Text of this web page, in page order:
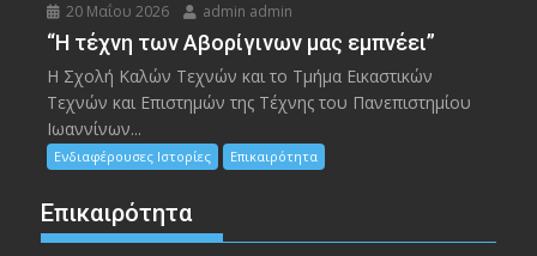
20 Μαΐου 2026 admin admin
“Η τέχνη των Αβορίγινων μας εμπνέει”
Η Σχολή Καλών Τεχνών και το Τμήμα Εικαστικών
Τεχνών και Επιστημών της Τέχνης του Πανεπιστημίου
Ιωαννίνων...
Ενδιαφέρουσες Ιστορίες Επικαιρότητα
Επικαιρότητα